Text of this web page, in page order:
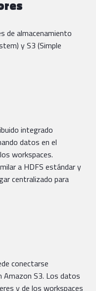
de almacenamiento
y S3 (Simple
integrado
datos en el
workspaces.
a HDFS estándar y
centralizado para
conectarse
Amazon S3. Los datos
y de los workspaces